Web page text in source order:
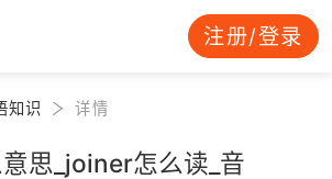
注册/登录
知识 详情
思_joiner怎么读_音